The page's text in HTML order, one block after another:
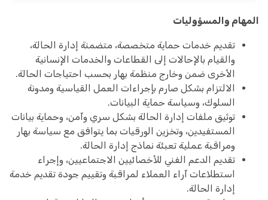
المهام والمسؤوليات
تقديم خدمات حماية متخصصة، متضمنة إدارة الحالة،
والقيام بالإحالات إلى القطاعات والخدمات الإنسانية
الأخرى ضمن وخارج منظمة بهار بحسب احتياجات الحالة.
الالتزام بشكل صارم بإجراءات العمل القياسية ومدونة
السلوك، وسياسة حماية البيانات.
توثيق ملفات إدارة الحالة بشكل سري وآمن، وحماية بيانات
المستفيدين، وتخزين الورقيات بما يتوافق مع سياسة بهار
ومراقبة عملية تعبئة نماذج إدارة الحالة.
تقديم الدعم الفني للأخصائيين الاجتماعيين، وإجراء
استطلاعات آراء العملاء لمراقبة وتقييم جودة تقديم خدمة
إدارة الحالة.